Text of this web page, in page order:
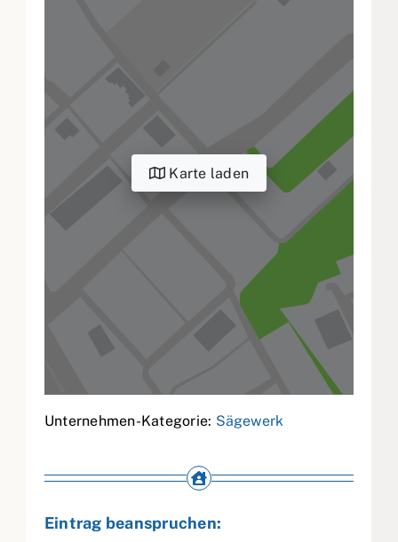
Karte laden
Unternehmen-Kategorie: Sägewerk
Eintrag beanspruchen: